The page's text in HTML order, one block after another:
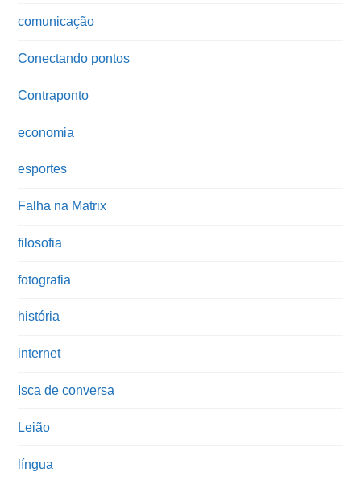
comunicação
Conectando pontos
Contraponto
economia
esportes
Falha na Matrix
filosofia
fotografia
história
internet
Isca de conversa
Leião
língua